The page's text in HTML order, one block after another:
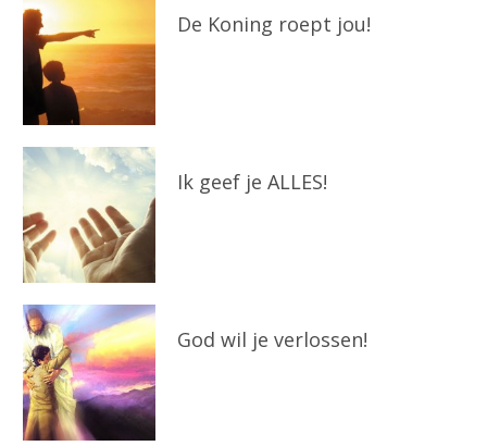
De Koning roept jou!
Ik geef je ALLES!
God wil je verlossen!